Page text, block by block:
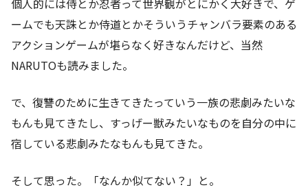
ームでも天誅とか侍道とかそういうチャンバラ要素のある
アクションゲームが堪らなく好きなんだけど、当然
NARUTOも読みました。
で、復讐のために生きてきたっていう一族の悲劇みたいな
もんも見てきたし、すっげー獣みたいなものを自分の中に
宿している悲劇みたなもんも見てきた。
そして思った。「なんか似てない？」と。